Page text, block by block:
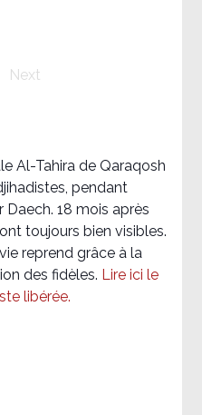
Next
Al-Tahira de Qaraqosh
pendant
Daech. 18 mois après
toujours bien visibles.
reprend grâce à la
des fidèles. Lire ici le
libérée.